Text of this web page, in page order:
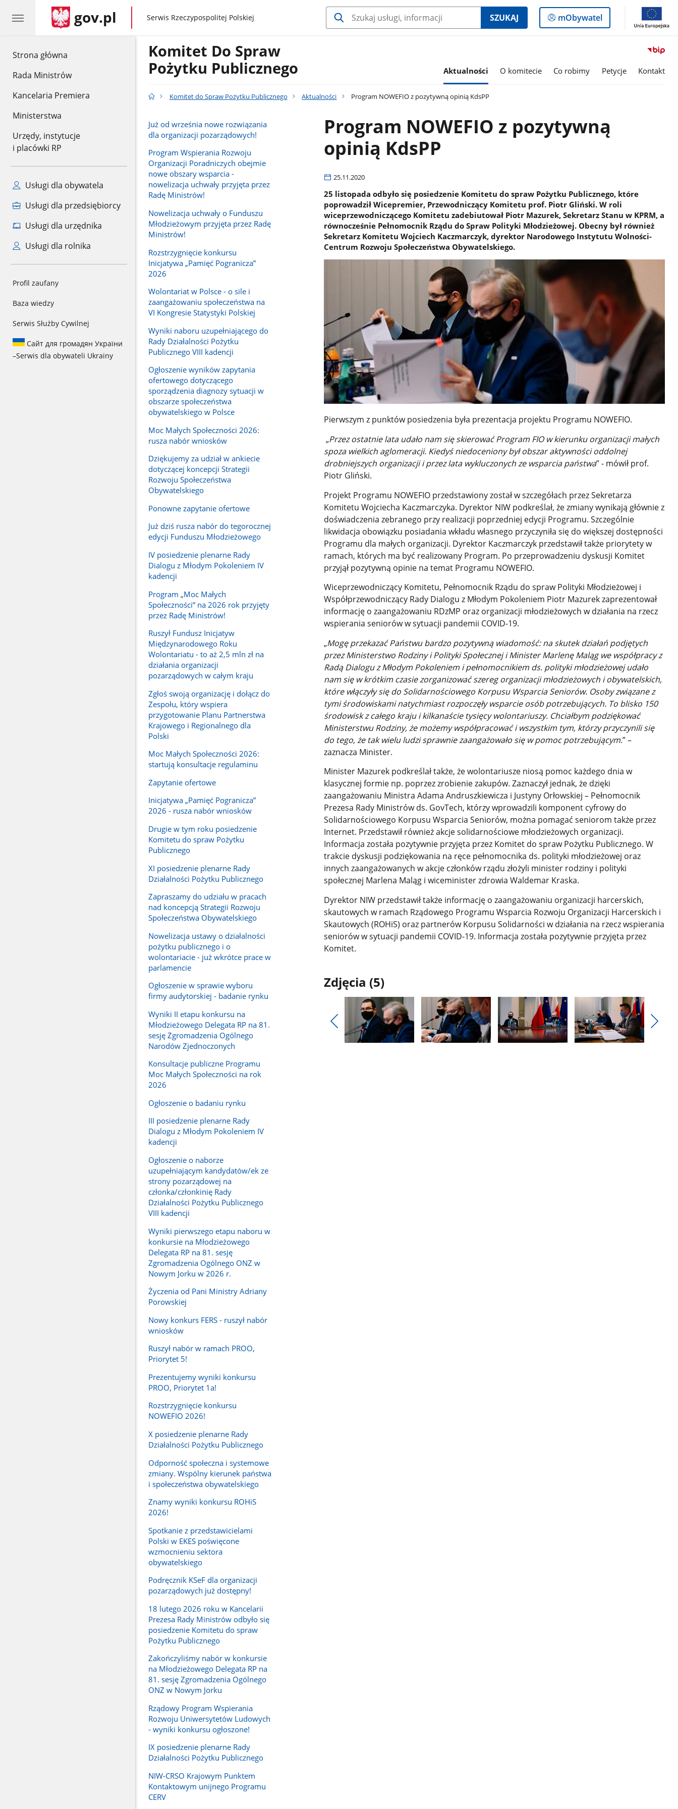
Strona główna
Rada Ministrów
Kancelaria Premiera
Ministerstwa
Urzędy, instytucje
i placówki RP
Usługi dla obywatela
Usługi dla przedsiębiorcy
Usługi dla urzędnika
Usługi dla rolnika
Profil zaufany
Baza wiedzy
Serwis Służby Cywilnej
Сайт для громадян України
–Serwis dla obywateli Ukrainy
gov.pl gov.pl
Serwis Rzeczypospolitej Polskiej SZUKAJ
Logowanie
do
mObywatel
Komitet Do Spraw
Pożytku Publicznego
Aktualności O komitecie Co robimy Petycje Kontakt
Komitet do Spraw Pożytku Publicznego Aktualności Program NOWEFIO z pozytywną opinią KdsPP
Już od września nowe rozwiązania
dla organizacji pozarządowych!
Program Wspierania Rozwoju
Organizacji Poradniczych obejmie
nowe obszary wsparcia -
nowelizacja uchwały przyjęta przez
Radę Ministrów!
Nowelizacja uchwały o Funduszu
Młodzieżowym przyjęta przez Radę
Ministrów!
Rozstrzygnięcie konkursu
Inicjatywa „Pamięć Pogranicza”
2026
Wolontariat w Polsce - o sile i
zaangażowaniu społeczeństwa na
VI Kongresie Statystyki Polskiej
Wyniki naboru uzupełniającego do
Rady Działalności Pożytku
Publicznego VIII kadencji
Ogłoszenie wyników zapytania
ofertowego dotyczącego
sporządzenia diagnozy sytuacji w
obszarze społeczeństwa
obywatelskiego w Polsce
Moc Małych Społeczności 2026:
rusza nabór wniosków
Dziękujemy za udział w ankiecie
dotyczącej koncepcji Strategii
Rozwoju Społeczeństwa
Obywatelskiego
Ponowne zapytanie ofertowe
Już dziś rusza nabór do tegorocznej
edycji Funduszu Młodzieżowego
IV posiedzenie plenarne Rady
Dialogu z Młodym Pokoleniem IV
kadencji
Program „Moc Małych
Społeczności” na 2026 rok przyjęty
przez Radę Ministrów!
Ruszył Fundusz Inicjatyw
Międzynarodowego Roku
Wolontariatu - to aż 2,5 mln zł na
działania organizacji
pozarządowych w całym kraju
Zgłoś swoją organizację i dołącz do
Zespołu, który wspiera
przygotowanie Planu Partnerstwa
Krajowego i Regionalnego dla
Polski
Moc Małych Społeczności 2026:
startują konsultacje regulaminu
Zapytanie ofertowe
Inicjatywa „Pamięć Pogranicza”
2026 - rusza nabór wniosków
Drugie w tym roku posiedzenie
Komitetu do spraw Pożytku
Publicznego
XI posiedzenie plenarne Rady
Działalności Pożytku Publicznego
Zapraszamy do udziału w pracach
nad koncepcją Strategii Rozwoju
Społeczeństwa Obywatelskiego
Nowelizacja ustawy o działalności
pożytku publicznego i o
wolontariacie - już wkrótce prace w
parlamencie
Ogłoszenie w sprawie wyboru
firmy audytorskiej - badanie rynku
Wyniki II etapu konkursu na
Młodzieżowego Delegata RP na 81.
sesję Zgromadzenia Ogólnego
Narodów Zjednoczonych
Konsultacje publiczne Programu
Moc Małych Społeczności na rok
2026
Ogłoszenie o badaniu rynku
III posiedzenie plenarne Rady
Dialogu z Młodym Pokoleniem IV
kadencji
Ogłoszenie o naborze
uzupełniającym kandydatów/ek ze
strony pozarządowej na
członka/członkinię Rady
Działalności Pożytku Publicznego
VIII kadencji
Wyniki pierwszego etapu naboru w
konkursie na Młodzieżowego
Delegata RP na 81. sesję
Zgromadzenia Ogólnego ONZ w
Nowym Jorku w 2026 r.
Życzenia od Pani Ministry Adriany
Porowskiej
Nowy konkurs FERS - ruszył nabór
wniosków
Ruszył nabór w ramach PROO,
Priorytet 5!
Prezentujemy wyniki konkursu
PROO, Priorytet 1a!
Rozstrzygnięcie konkursu
NOWEFIO 2026!
X posiedzenie plenarne Rady
Działalności Pożytku Publicznego
Odporność społeczna i systemowe
zmiany. Wspólny kierunek państwa
i społeczeństwa obywatelskiego
Znamy wyniki konkursu ROHiS
2026!
Spotkanie z przedstawicielami
Polski w EKES poświęcone
wzmocnieniu sektora
obywatelskiego
Podręcznik KSeF dla organizacji
pozarządowych już dostępny!
18 lutego 2026 roku w Kancelarii
Prezesa Rady Ministrów odbyło się
posiedzenie Komitetu do spraw
Pożytku Publicznego
Zakończyliśmy nabór w konkursie
na Młodzieżowego Delegata RP na
81. sesję Zgromadzenia Ogólnego
ONZ w Nowym Jorku
Rządowy Program Wspierania
Rozwoju Uniwersytetów Ludowych
- wyniki konkursu ogłoszone!
IX posiedzenie plenarne Rady
Działalności Pożytku Publicznego
NIW-CRSO Krajowym Punktem
Kontaktowym unijnego Programu
CERV
Program NOWEFIO z pozytywną
opinią KdsPP
25.11.2020
25 listopada odbyło się posiedzenie Komitetu do spraw Pożytku Publicznego, które
poprowadził Wicepremier, Przewodniczący Komitetu prof. Piotr Gliński. W roli
wiceprzewodniczącego Komitetu zadebiutował Piotr Mazurek, Sekretarz Stanu w KPRM, a
równocześnie Pełnomocnik Rządu do Spraw Polityki Młodzieżowej. Obecny był również
Sekretarz Komitetu Wojciech Kaczmarczyk, dyrektor Narodowego Instytutu Wolności-
Centrum Rozwoju Społeczeństwa Obywatelskiego.
Pierwszym z punktów posiedzenia była prezentacja projektu Programu NOWEFIO.
„Przez ostatnie lata udało nam się skierować Program FIO w kierunku organizacji małych
spoza wielkich aglomeracji. Kiedyś niedoceniony był obszar aktywności oddolnej
drobniejszych organizacji i przez lata wykluczonych ze wsparcia państwa” - mówił prof.
Piotr Gliński.
Projekt Programu NOWEFIO przedstawiony został w szczegółach przez Sekretarza
Komitetu Wojciecha Kaczmarczyka. Dyrektor NIW podkreślał, że zmiany wynikają głównie z
doświadczenia zebranego przy realizacji poprzedniej edycji Programu. Szczególnie
likwidacja obowiązku posiadania wkładu własnego przyczyniła się do większej dostępności
Programu dla małych organizacji. Dyrektor Kaczmarczyk przedstawił także priorytety w
ramach, których ma być realizowany Program. Po przeprowadzeniu dyskusji Komitet
przyjął pozytywną opinie na temat Programu NOWEFIO.
Wiceprzewodniczący Komitetu, Pełnomocnik Rządu do spraw Polityki Młodzieżowej i
Współprzewodniczący Rady Dialogu z Młodym Pokoleniem Piotr Mazurek zaprezentował
informację o zaangażowaniu RDzMP oraz organizacji młodzieżowych w działania na rzecz
wspierania seniorów w sytuacji pandemii COVID-19.
„Mogę przekazać Państwu bardzo pozytywną wiadomość: na skutek działań podjętych
przez Ministerstwo Rodziny i Polityki Społecznej i Minister Marlenę Maląg we współpracy z
Radą Dialogu z Młodym Pokoleniem i pełnomocnikiem ds. polityki młodzieżowej udało
nam się w krótkim czasie zorganizować szereg organizacji młodzieżowych i obywatelskich,
które włączyły się do Solidarnościowego Korpusu Wsparcia Seniorów. Osoby związane z
tymi środowiskami natychmiast rozpoczęły wsparcie osób potrzebujących. To blisko 150
środowisk z całego kraju i kilkanaście tysięcy wolontariuszy. Chciałbym podziękować
Ministerstwu Rodziny, że możemy współpracować i wszystkim tym, którzy przyczynili się
do tego, że tak wielu ludzi sprawnie zaangażowało się w pomoc potrzebującym.” –
zaznacza Minister.
Minister Mazurek podkreślał także, że wolontariusze niosą pomoc każdego dnia w
klasycznej formie np. poprzez zrobienie zakupów. Zaznaczył jednak, że dzięki
zaangażowaniu Ministra Adama Andruszkiewicza i Justyny Orłowskiej – Pełnomocnik
Prezesa Rady Ministrów ds. GovTech, którzy wprowadzili komponent cyfrowy do
Solidarnościowego Korpusu Wsparcia Seniorów, można pomagać seniorom także przez
Internet. Przedstawił również akcje solidarnościowe młodzieżowych organizacji.
Informacja została pozytywnie przyjęta przez Komitet do spraw Pożytku Publicznego. W
trakcie dyskusji podziękowania na ręce pełnomocnika ds. polityki młodzieżowej oraz
innych zaangażowanych w akcje członków rządu złożyli minister rodziny i polityki
społecznej Marlena Maląg i wiceminister zdrowia Waldemar Kraska.
Dyrektor NIW przedstawił także informację o zaangażowaniu organizacji harcerskich,
skautowych w ramach Rządowego Programu Wsparcia Rozwoju Organizacji Harcerskich i
Skautowych (ROHiS) oraz partnerów Korpusu Solidarności w działania na rzecz wspierania
seniorów w sytuacji pandemii COVID-19. Informacja została pozytywnie przyjęta przez
Komitet.
Zdjęcia (5)
Pokaż
poprzednie